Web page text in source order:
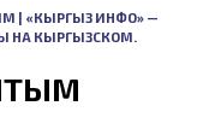
| «КЫРГЫЗ ИНФО» —
НА КЫРГЫЗСКОМ.